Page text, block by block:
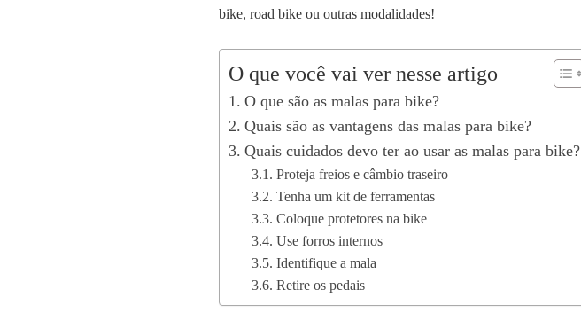
bike, road bike ou outras modalidades!
O que você vai ver nesse artigo
O que são as malas para bike?
Quais são as vantagens das malas para bike?
Quais cuidados devo ter ao usar as malas para bike?
Proteja freios e câmbio traseiro
Tenha um kit de ferramentas
Coloque protetores na bike
Use forros internos
Identifique a mala
Retire os pedais